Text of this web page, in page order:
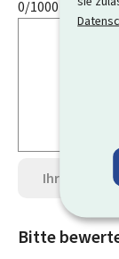
0/1000
Ihre
Bitte